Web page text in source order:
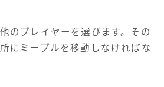
のプレイヤーを選びます。その
にミープルを移動しなければな